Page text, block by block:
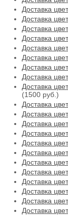
Доставка
Доставка
Доставка
Доставка
Доставка
Доставка
Доставка
Доставка
Доставка
(1500 руб.)
Доставка
Доставка
Доставка
Доставка
Доставка
Доставка
Доставка
Доставка
Доставка
Доставка
Доставка
Доставка